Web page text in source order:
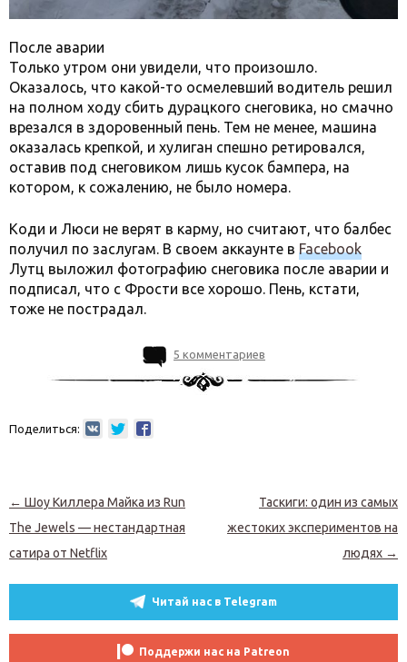
После аварии
Только утром они увидели, что произошло.
Оказалось, что какой-то осмелевший водитель решил
на полном ходу сбить дурацкого снеговика, но смачно
врезался в здоровенный пень. Тем не менее, машина
оказалась крепкой, и хулиган спешно ретировался,
оставив под снеговиком лишь кусок бампера, на
котором, к сожалению, не было номера.
Коди и Люси не верят в карму, но считают, что балбес
получил по заслугам. В своем аккаунте в Facebook
Лутц выложил фотографию снеговика после аварии и
подписал, что с Фрости все хорошо. Пень, кстати,
тоже не пострадал.
5 комментариев
Поделиться:
Навигация по записям
← Шоу Киллера Майка из Run
The Jewels — нестандартная
сатира от Netflix
Таскиги: один из самых
жестоких экспериментов на
людях →
Читай нас в Telegram
Поддержи нас на Patreon